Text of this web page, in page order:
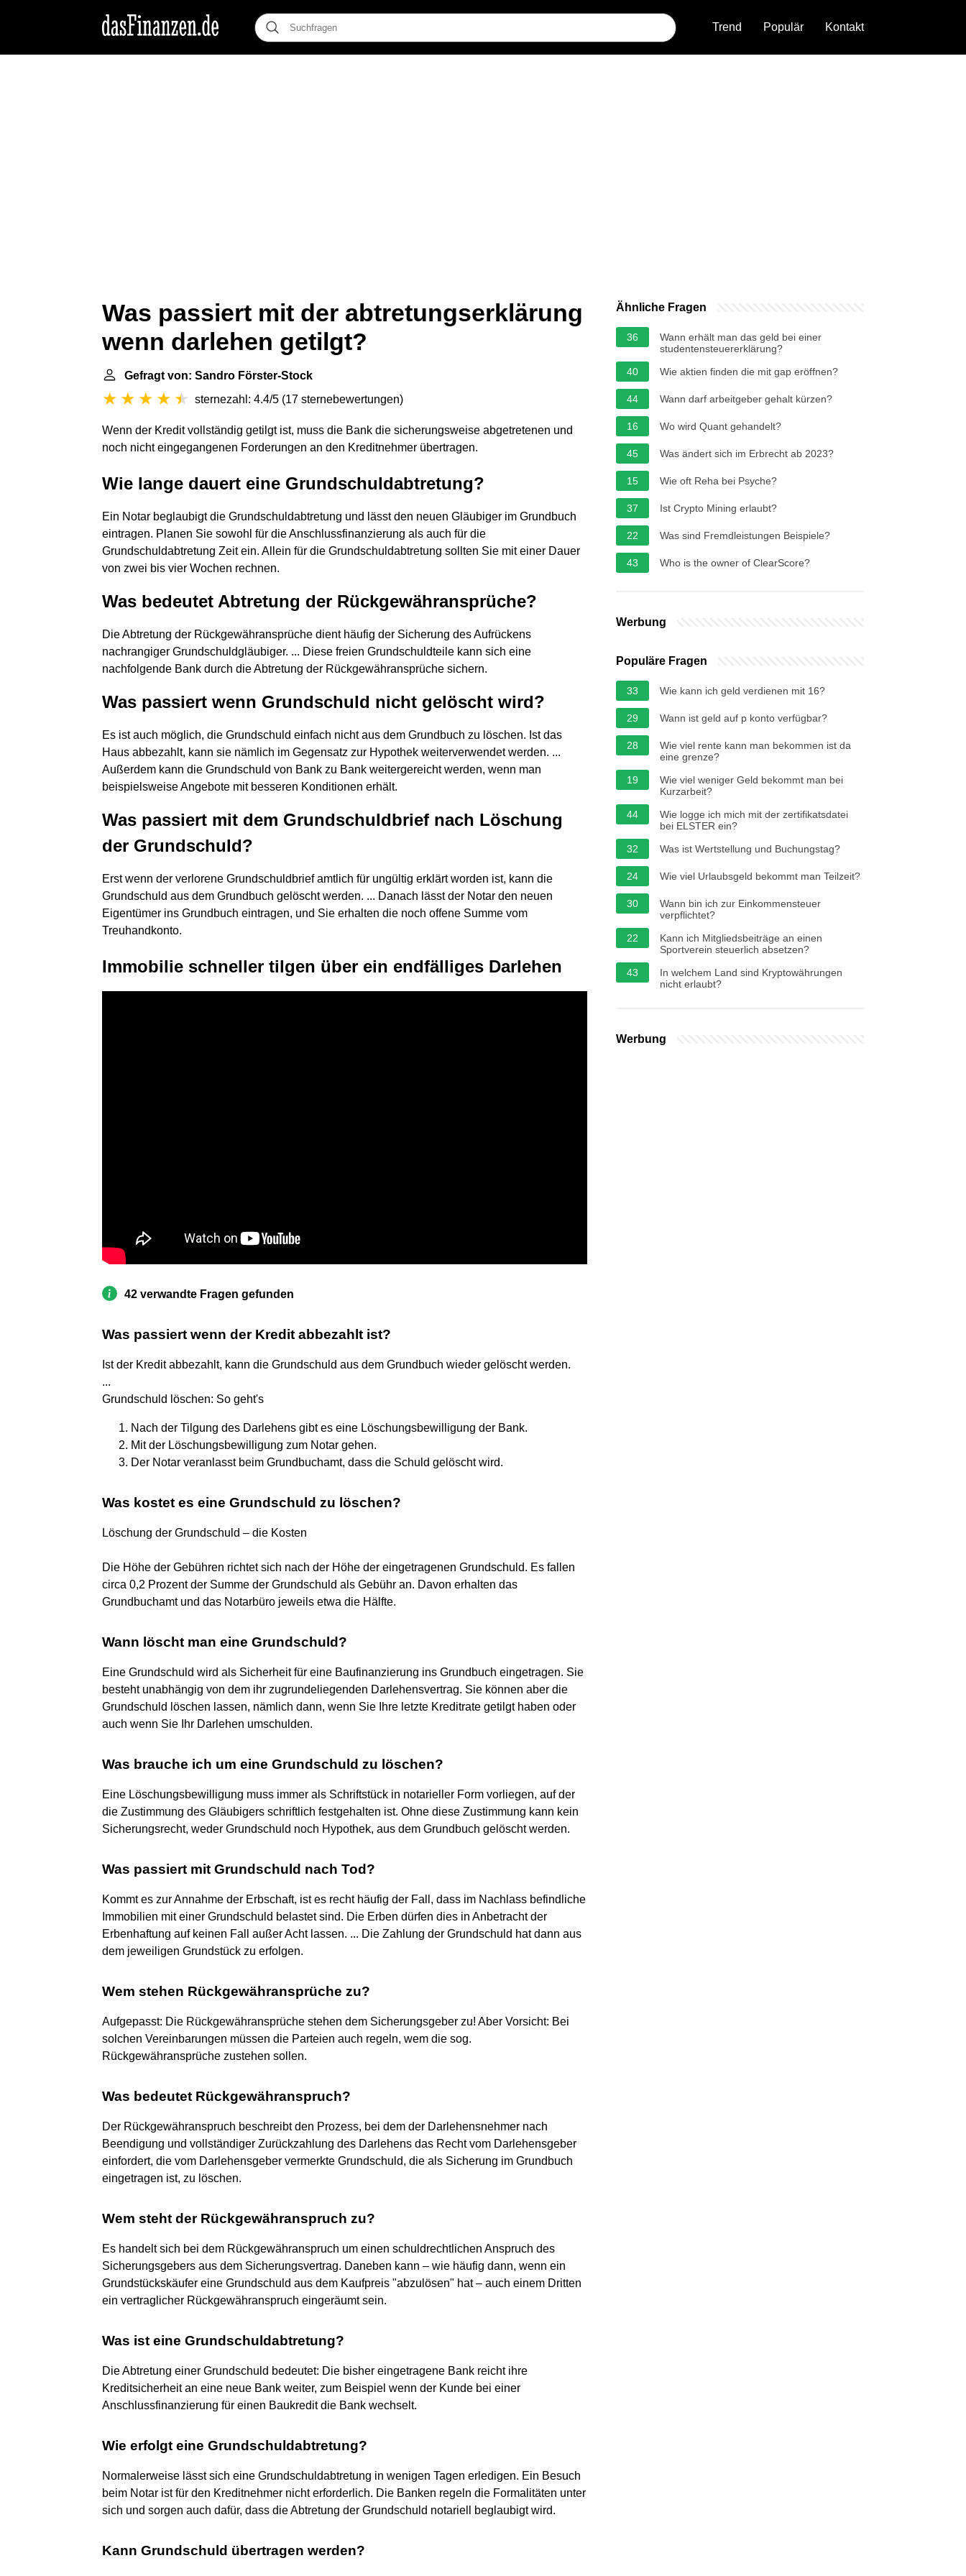
Trend Populär Kontakt
Was passiert mit der abtretungserklärung
wenn darlehen getilgt?
Gefragt von: Sandro Förster-Stock
sternezahl: 4.4/5 (17 sternebewertungen)
Wenn der Kredit vollständig getilgt ist, muss die Bank die sicherungsweise abgetretenen und
noch nicht eingegangenen Forderungen an den Kreditnehmer übertragen.
Wie lange dauert eine Grundschuldabtretung?
Ein Notar beglaubigt die Grundschuldabtretung und lässt den neuen Gläubiger im Grundbuch
eintragen. Planen Sie sowohl für die Anschlussfinanzierung als auch für die
Grundschuldabtretung Zeit ein. Allein für die Grundschuldabtretung sollten Sie mit einer Dauer
von zwei bis vier Wochen rechnen.
Was bedeutet Abtretung der Rückgewähransprüche?
Die Abtretung der Rückgewähransprüche dient häufig der Sicherung des Aufrückens
nachrangiger Grundschuldgläubiger. ... Diese freien Grundschuldteile kann sich eine
nachfolgende Bank durch die Abtretung der Rückgewähransprüche sichern.
Was passiert wenn Grundschuld nicht gelöscht wird?
Es ist auch möglich, die Grundschuld einfach nicht aus dem Grundbuch zu löschen. Ist das
Haus abbezahlt, kann sie nämlich im Gegensatz zur Hypothek weiterverwendet werden. ...
Außerdem kann die Grundschuld von Bank zu Bank weitergereicht werden, wenn man
beispielsweise Angebote mit besseren Konditionen erhält.
Was passiert mit dem Grundschuldbrief nach Löschung
der Grundschuld?
Erst wenn der verlorene Grundschuldbrief amtlich für ungültig erklärt worden ist, kann die
Grundschuld aus dem Grundbuch gelöscht werden. ... Danach lässt der Notar den neuen
Eigentümer ins Grundbuch eintragen, und Sie erhalten die noch offene Summe vom
Treuhandkonto.
Immobilie schneller tilgen über ein endfälliges Darlehen
42 verwandte Fragen gefunden
Was passiert wenn der Kredit abbezahlt ist?
Ist der Kredit abbezahlt, kann die Grundschuld aus dem Grundbuch wieder gelöscht werden.
...
Grundschuld löschen: So geht's
Nach der Tilgung des Darlehens gibt es eine Löschungsbewilligung der Bank.
Mit der Löschungsbewilligung zum Notar gehen.
Der Notar veranlasst beim Grundbuchamt, dass die Schuld gelöscht wird.
Was kostet es eine Grundschuld zu löschen?
Löschung der Grundschuld – die Kosten
Die Höhe der Gebühren richtet sich nach der Höhe der eingetragenen Grundschuld. Es fallen
circa 0,2 Prozent der Summe der Grundschuld als Gebühr an. Davon erhalten das
Grundbuchamt und das Notarbüro jeweils etwa die Hälfte.
Wann löscht man eine Grundschuld?
Eine Grundschuld wird als Sicherheit für eine Baufinanzierung ins Grundbuch eingetragen. Sie
besteht unabhängig von dem ihr zugrundeliegenden Darlehensvertrag. Sie können aber die
Grundschuld löschen lassen, nämlich dann, wenn Sie Ihre letzte Kreditrate getilgt haben oder
auch wenn Sie Ihr Darlehen umschulden.
Was brauche ich um eine Grundschuld zu löschen?
Eine Löschungsbewilligung muss immer als Schriftstück in notarieller Form vorliegen, auf der
die Zustimmung des Gläubigers schriftlich festgehalten ist. Ohne diese Zustimmung kann kein
Sicherungsrecht, weder Grundschuld noch Hypothek, aus dem Grundbuch gelöscht werden.
Was passiert mit Grundschuld nach Tod?
Kommt es zur Annahme der Erbschaft, ist es recht häufig der Fall, dass im Nachlass befindliche
Immobilien mit einer Grundschuld belastet sind. Die Erben dürfen dies in Anbetracht der
Erbenhaftung auf keinen Fall außer Acht lassen. ... Die Zahlung der Grundschuld hat dann aus
dem jeweiligen Grundstück zu erfolgen.
Wem stehen Rückgewähransprüche zu?
Aufgepasst: Die Rückgewähransprüche stehen dem Sicherungsgeber zu! Aber Vorsicht: Bei
solchen Vereinbarungen müssen die Parteien auch regeln, wem die sog.
Rückgewähransprüche zustehen sollen.
Was bedeutet Rückgewähranspruch?
Der Rückgewähranspruch beschreibt den Prozess, bei dem der Darlehensnehmer nach
Beendigung und vollständiger Zurückzahlung des Darlehens das Recht vom Darlehensgeber
einfordert, die vom Darlehensgeber vermerkte Grundschuld, die als Sicherung im Grundbuch
eingetragen ist, zu löschen.
Wem steht der Rückgewähranspruch zu?
Es handelt sich bei dem Rückgewähranspruch um einen schuldrechtlichen Anspruch des
Sicherungsgebers aus dem Sicherungsvertrag. Daneben kann – wie häufig dann, wenn ein
Grundstückskäufer eine Grundschuld aus dem Kaufpreis "abzulösen" hat – auch einem Dritten
ein vertraglicher Rückgewähranspruch eingeräumt sein.
Was ist eine Grundschuldabtretung?
Die Abtretung einer Grundschuld bedeutet: Die bisher eingetragene Bank reicht ihre
Kreditsicherheit an eine neue Bank weiter, zum Beispiel wenn der Kunde bei einer
Anschlussfinanzierung für einen Baukredit die Bank wechselt.
Wie erfolgt eine Grundschuldabtretung?
Normalerweise lässt sich eine Grundschuldabtretung in wenigen Tagen erledigen. Ein Besuch
beim Notar ist für den Kreditnehmer nicht erforderlich. Die Banken regeln die Formalitäten unter
sich und sorgen auch dafür, dass die Abtretung der Grundschuld notariell beglaubigt wird.
Kann Grundschuld übertragen werden?
Ähnliche Fragen
36
Wann erhält man das geld bei einer
studentensteuererklärung?
40
Wie aktien finden die mit gap eröffnen?
44 Wann darf arbeitgeber gehalt kürzen?
16 Wo wird Quant gehandelt?
45 Was ändert sich im Erbrecht ab 2023?
15 Wie oft Reha bei Psyche?
37 Ist Crypto Mining erlaubt?
22 Was sind Fremdleistungen Beispiele?
43 Who is the owner of ClearScore?
Werbung
Populäre Fragen
33 Wie kann ich geld verdienen mit 16?
29 Wann ist geld auf p konto verfügbar?
28
Wie viel rente kann man bekommen ist da
eine grenze?
19
Wie viel weniger Geld bekommt man bei
Kurzarbeit?
44
Wie logge ich mich mit der zertifikatsdatei
bei ELSTER ein?
32
Was ist Wertstellung und Buchungstag?
24 Wie viel Urlaubsgeld bekommt man Teilzeit?
30
Wann bin ich zur Einkommensteuer
verpflichtet?
22
Kann ich Mitgliedsbeiträge an einen
Sportverein steuerlich absetzen?
43
In welchem ​​Land sind Kryptowährungen
nicht erlaubt?
Werbung